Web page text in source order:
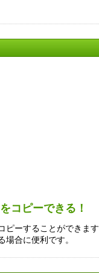
コピーできる！
ピーすることができま
合に便利です。